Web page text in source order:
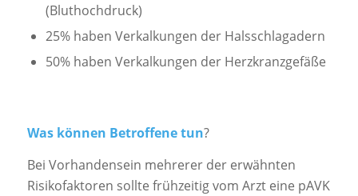
(Bluthochdruck)
25% haben Verkalkungen der Halsschlagadern
50% haben Verkalkungen der Herzkranzgefäße
Was können Betroffene tun?
Bei Vorhandensein mehrerer der erwähnten
Risikofaktoren sollte frühzeitig vom Arzt eine pAVK